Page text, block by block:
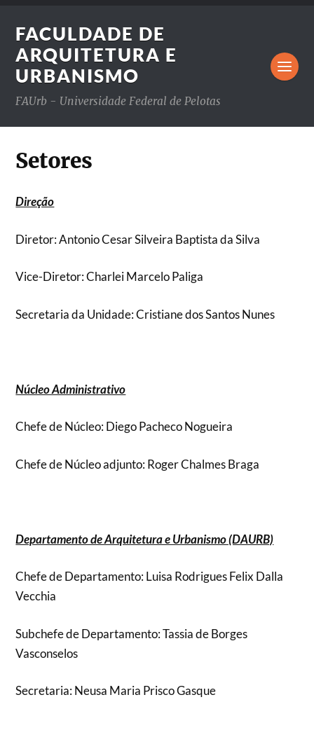
FACULDADE DE
ARQUITETURA E
URBANISMO
FAUrb - Universidade Federal de Pelotas
Setores
Direção
Diretor: Antonio Cesar Silveira Baptista da Silva
Vice-Diretor: Charlei Marcelo Paliga
Secretaria da Unidade: Cristiane dos Santos Nunes
Núcleo Administrativo
Chefe de Núcleo: Diego Pacheco Nogueira
Chefe de Núcleo adjunto: Roger Chalmes Braga
Departamento de Arquitetura e Urbanismo (DAURB)
Chefe de Departamento: Luisa Rodrigues Felix Dalla
Vecchia
Subchefe de Departamento: Tassia de Borges
Vasconselos
Secretaria: Neusa Maria Prisco Gasque